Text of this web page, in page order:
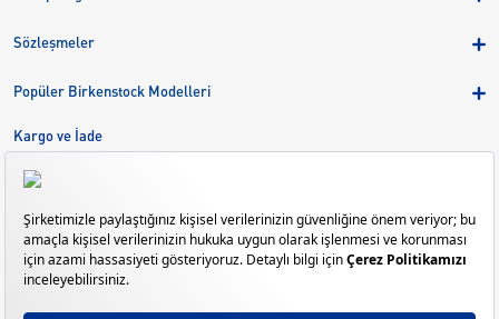
Birkenstock Group
Kariyer
Sipariş Takibi
Sözleşmeler
Kargo ve İade
Çerez Tercihlerini Yönetin
Popüler Birkenstock Modelleri
Gizeh
Mayari
Madrid
Kargo ve İade
Bize Ulaşın